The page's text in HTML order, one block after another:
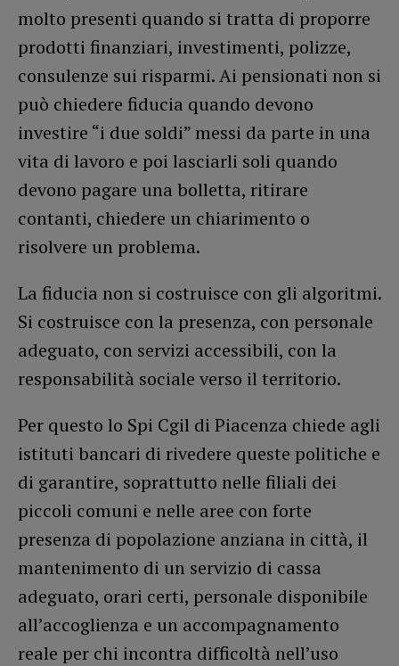
molto presenti quando si tratta di proporre
prodotti finanziari, investimenti, polizze,
consulenze sui risparmi. Ai pensionati non si
può chiedere fiducia quando devono
investire “i due soldi” messi da parte in una
vita di lavoro e poi lasciarli soli quando
devono pagare una bolletta, ritirare
contanti, chiedere un chiarimento o
risolvere un problema.
La fiducia non si costruisce con gli algoritmi.
Si costruisce con la presenza, con personale
adeguato, con servizi accessibili, con la
responsabilità sociale verso il territorio.
Per questo lo Spi Cgil di Piacenza chiede agli
istituti bancari di rivedere queste politiche e
di garantire, soprattutto nelle filiali dei
piccoli comuni e nelle aree con forte
presenza di popolazione anziana in città, il
mantenimento di un servizio di cassa
adeguato, orari certi, personale disponibile
all’accoglienza e un accompagnamento
reale per chi incontra difficoltà nell’uso